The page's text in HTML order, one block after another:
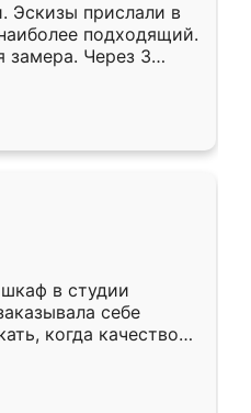
Эскизы прислали в
подходящий.
замера. Через 3
готова. Остались
Ренессанс
работу!
в студии
себе
когда качеством
кухня уже почти